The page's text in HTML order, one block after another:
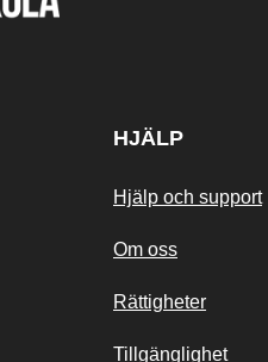
HJÄLP
Hjälp och support
Om oss
Rättigheter
Tillgänglighet